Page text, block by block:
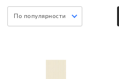
По популярности